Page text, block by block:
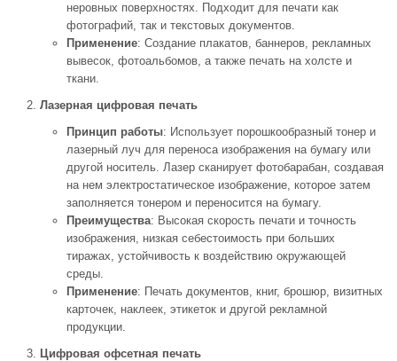
неровных поверхностях. Подходит для печати как
фотографий, так и текстовых документов.
Применение: Создание плакатов, баннеров, рекламных
вывесок, фотоальбомов, а также печать на холсте и
ткани.
Лазерная цифровая печать
Принцип работы: Использует порошкообразный тонер и
лазерный луч для переноса изображения на бумагу или
другой носитель. Лазер сканирует фотобарабан, создавая
на нем электростатическое изображение, которое затем
заполняется тонером и переносится на бумагу.
Преимущества: Высокая скорость печати и точность
изображения, низкая себестоимость при больших
тиражах, устойчивость к воздействию окружающей
среды.
Применение: Печать документов, книг, брошюр, визитных
карточек, наклеек, этикеток и другой рекламной
продукции.
Цифровая офсетная печать